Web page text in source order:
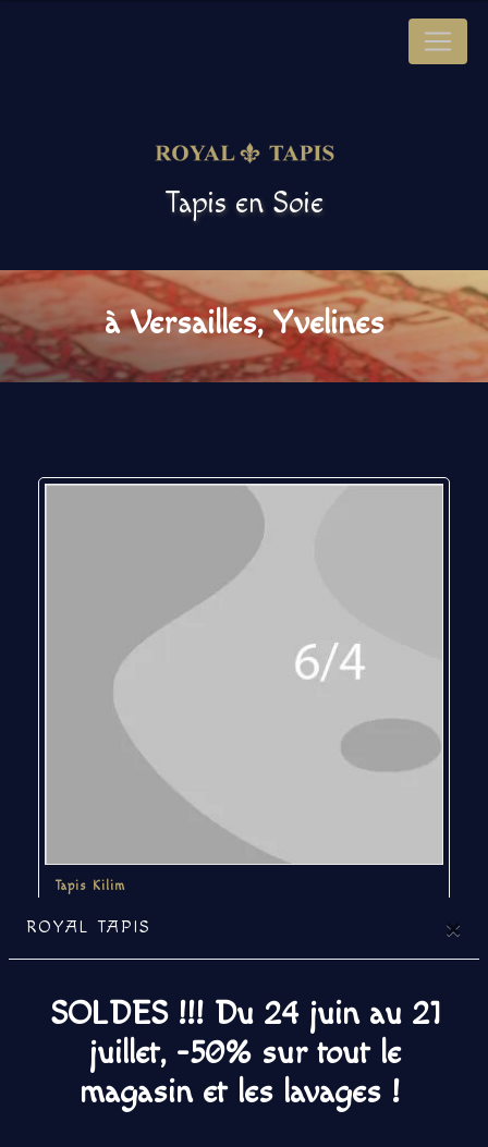
ROYAL TAPIS ×
SOLDES !!! Du 24 juin au 21
juillet, -50% sur tout le
magasin et les lavages !
Tapis en Soie
à Versailles, Yvelines
Tapis Kilim